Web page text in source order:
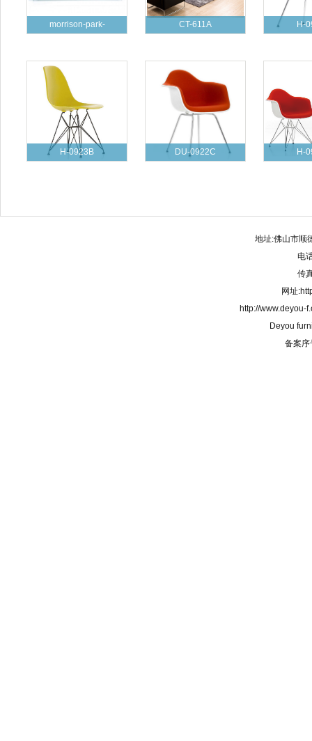
morrison-park- CT-611A H-
H-0923B DU-0922C H-
地址:佛山市顺
电
传
网址
http://www.deyou-
Deyou
备案